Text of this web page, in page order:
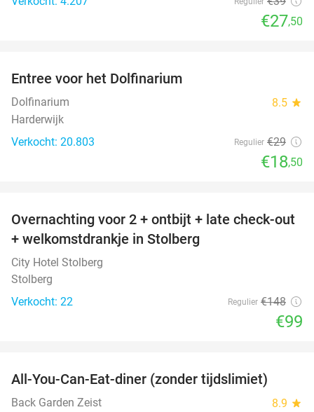
€27,50
Entree voor het Dolfinarium
Dolfinarium 8.5 star
Harderwijk
Verkocht: 20.803
Regulier €29
€18,50
33%
Overnachting voor 2 + ontbijt + late check-out
+ welkomstdrankje in Stolberg
City Hotel Stolberg
Stolberg
Verkocht: 22
Regulier €148
€99
All-You-Can-Eat-diner (zonder tijdslimiet)
Back Garden Zeist 8.9 star